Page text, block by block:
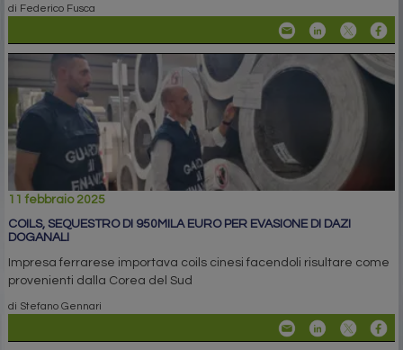
di Federico Fusca
11 febbraio 2025
COILS, SEQUESTRO DI 950MILA EURO PER EVASIONE DI DAZI
DOGANALI
Impresa ferrarese importava coils cinesi facendoli risultare come
provenienti dalla Corea del Sud
di Stefano Gennari